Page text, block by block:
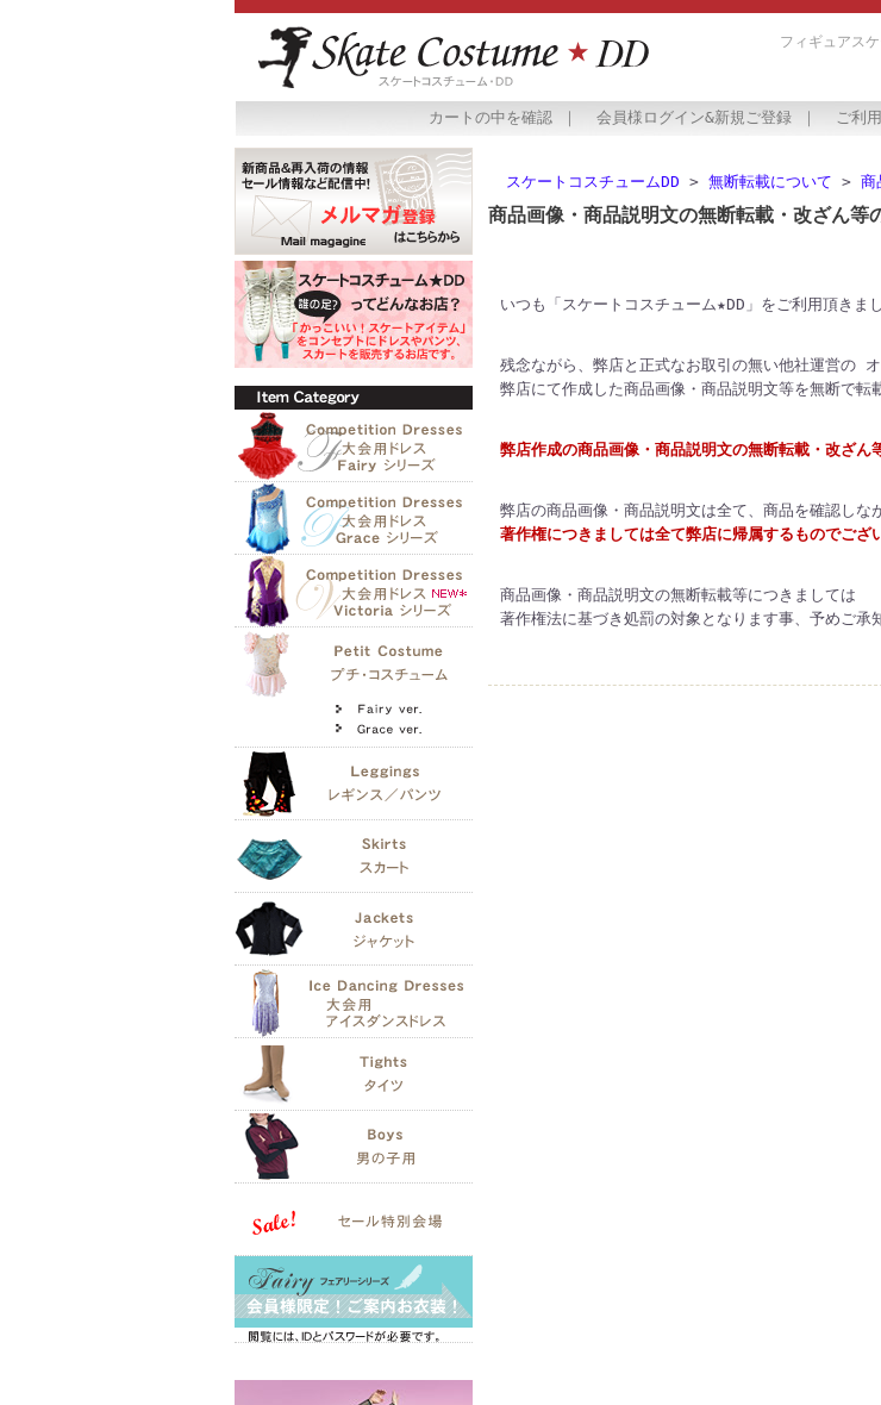
フィギュアス
カートの中を確認 会員様ログイン&新規ご登録 ご利
スケートコスチュームDD > 無断転載について > 商
商品画像・商品説明文の無断転載・改ざん等
いつも「スケートコスチューム★DD」をご利用頂きま
残念ながら、弊店と正式なお取引の無い他社運営の
弊店にて作成した商品画像・商品説明文等を無断で転
弊店作成の商品画像・商品説明文の無断転載・改ざん
弊店の商品画像・商品説明文は全て、商品を確認し
著作権につきましては全て弊店に帰属するものでござ
商品画像・商品説明文の無断転載等につきましては
著作権法に基づき処罰の対象となります事、予めご承